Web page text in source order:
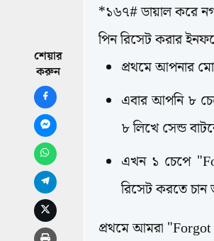
*১৬৭# ডায়াল করে
পিন রিসেট করার
প্রথমে আপনার
এবার আপনি ৮
৮ লিখে সেন্ড
এখন ১ চেপে
রিসেট করতে
প্রথমে আমরা
শেয়ার
করুন